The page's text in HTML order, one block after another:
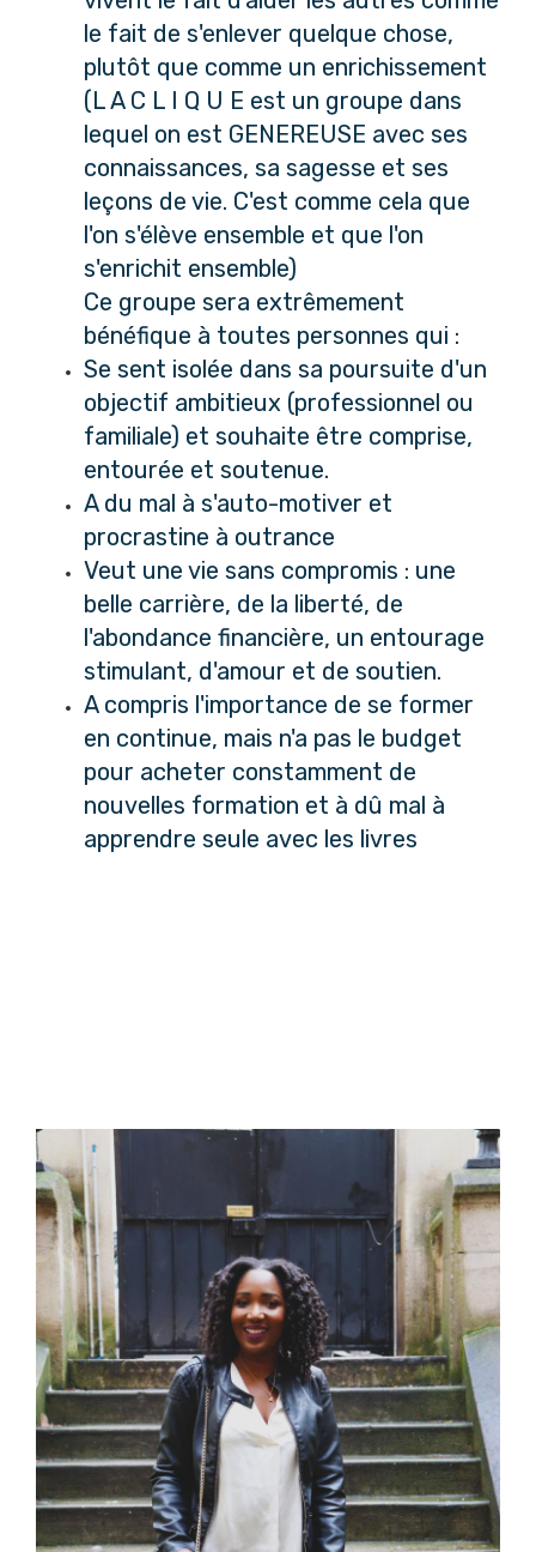
le fait de s'enlever quelque chose,
plutôt que comme un enrichissement
(L A C L I Q U E est un groupe dans
lequel on est GENEREUSE avec ses
connaissances, sa sagesse et ses
leçons de vie. C'est comme cela que
l'on s'élève ensemble et que l'on
s'enrichit ensemble)
Ce groupe sera extrêmement
bénéfique à toutes personnes qui :
Se sent isolée dans sa poursuite d'un
objectif ambitieux (professionnel ou
familiale) et souhaite être comprise,
entourée et soutenue.
A du mal à s'auto-motiver et
procrastine à outrance
Veut une vie sans compromis : une
belle carrière, de la liberté, de
l'abondance financière, un entourage
stimulant, d'amour et de soutien.
A compris l'importance de se former
en continue, mais n'a pas le budget
pour acheter constamment de
nouvelles formation et à dû mal à
apprendre seule avec les livres